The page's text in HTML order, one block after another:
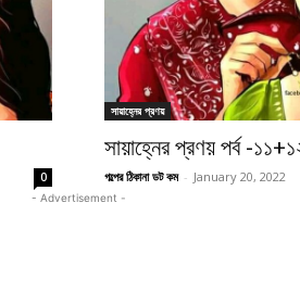
0
সায়াহ্নের প্রণয়
সায়াহ্নের প্রণয় পর্ব -
গল্পের ঠিকানা ডট কম - January 20, 2022
- Advertisement -